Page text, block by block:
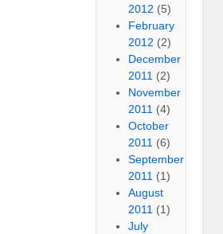
2012 (5)
February
2012 (2)
December
2011 (2)
November
2011 (4)
October
2011 (6)
September
2011 (1)
August
2011 (1)
July